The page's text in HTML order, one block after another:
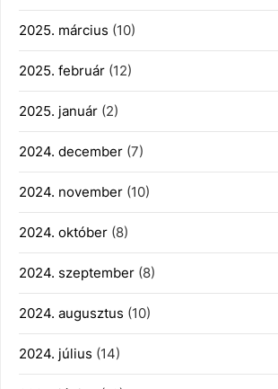
2025. március (10)
2025. február (12)
2025. január (2)
2024. december (7)
2024. november (10)
2024. október (8)
2024. szeptember (8)
2024. augusztus (10)
2024. július (14)